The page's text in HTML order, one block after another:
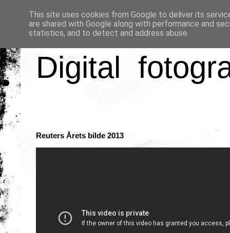
Digital
Reuters Årets bilde 2013
This site uses cookies from Google to deliver its
are shared with Google along with performance and
statistics, and to detect and address abuse.